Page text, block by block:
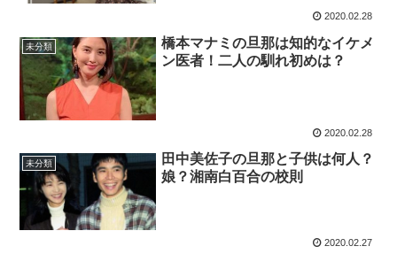
2020.02.28
未分類
橋本マナミの旦那は知的なイケメ
ン医者！二人の馴れ初めは？
2020.02.28
未分類
田中美佐子の旦那と子供は何人？
娘？湘南白百合の校則
2020.02.27